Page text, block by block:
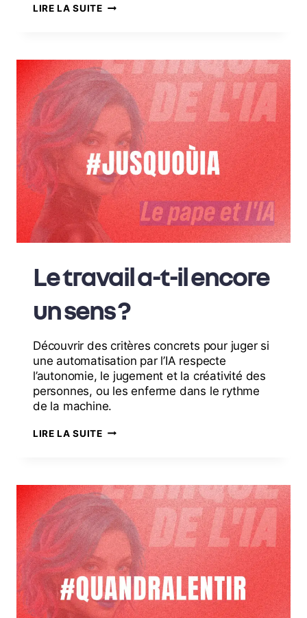
LIRE LA SUITE
Le travail a-t-il encore
un sens ?
Découvrir des critères concrets pour juger si
une automatisation par l’IA respecte
l’autonomie, le jugement et la créativité des
personnes, ou les enferme dans le rythme
de la machine.
LIRE LA SUITE